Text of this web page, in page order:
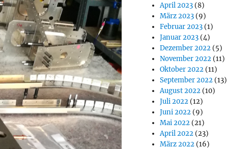
April 2023 (8)
März 2023 (9)
Februar 2023 (1)
Januar 2023 (4)
Dezember 2022 (5)
November 2022 (11)
Oktober 2022 (11)
September 2022 (13)
August 2022 (10)
Juli 2022 (12)
Juni 2022 (9)
Mai 2022 (21)
April 2022 (23)
März 2022 (16)